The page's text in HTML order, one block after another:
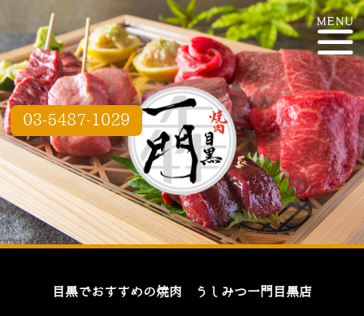
03-5487-1029
目黒でおすすめの焼肉 うしみつ一門目黒店